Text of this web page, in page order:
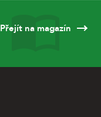
Přejít na magazín